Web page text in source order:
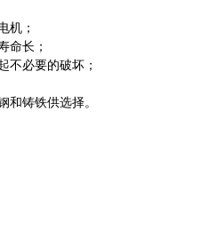
机；
长；
必要的破坏；
铸铁供选择。